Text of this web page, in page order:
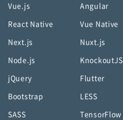
Vue.js Angular
React Native Vue Native
Next.js Nuxt.js
Node.js KnockoutJS
jQuery Flutter
Bootstrap LESS
SASS TensorFlow